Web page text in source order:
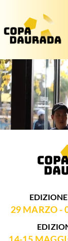
29 MARZO -